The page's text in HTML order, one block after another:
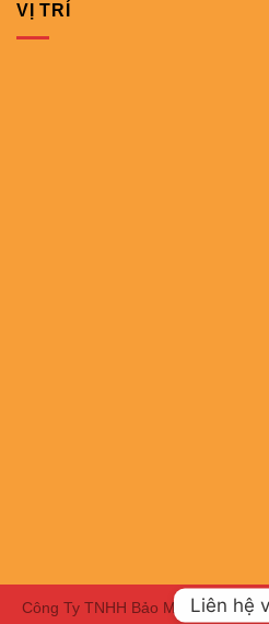
VỊ TRÍ
Công Ty TNHH Bảo Minh HBC |
Liên hệ